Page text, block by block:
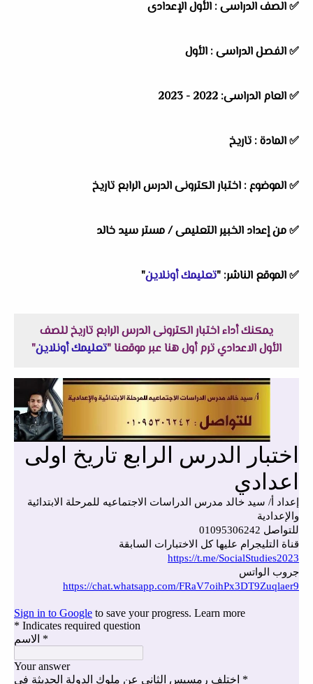
✅الصف الدراسى : الأول الإعدادى
✅الفصل الدراسى : الأول
✅العام الدراسى: 2022 - 2023
✅المادة : تاريخ
✅الموضوع : اختبار الكترونى الدرس الرابع تاريخ
✅من إعداد الخبير التعليمى / مستر سيد خالد
✅الموقع الناشر: "تعليمك أونلاين"
يمكنك أداء اختبار الكترونى الدرس الرابع تاريخ للصف
الأول الاعدادي ترم أول هنا عبر موقعنا "تعليمك أونلاين"